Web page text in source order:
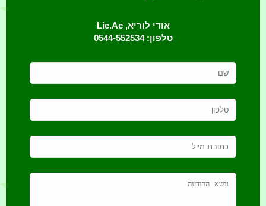
אודי לוריא, Lic.Ac
טלפון: 0544-552534